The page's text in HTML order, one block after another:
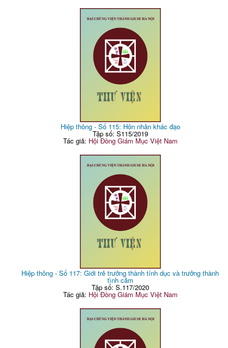
Hiệp thông - Số 115: Hôn nhân khác đạo
Tập số: S115/2019
Tác giả: Hội Đồng Giám Mục Việt Nam
Hiệp thông - Số 117: Giới trẻ trưởng thành tính dục và trưởng thành
tình cảm
Tập số: S.117/2020
Tác giả: Hội Đồng Giám Mục Việt Nam